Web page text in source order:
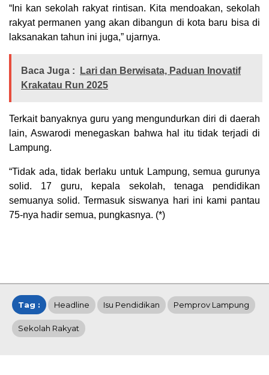
“Ini kan sekolah rakyat rintisan. Kita mendoakan, sekolah
rakyat permanen yang akan dibangun di kota baru bisa di
laksanakan tahun ini juga,” ujarnya.
Baca Juga :
Lari dan Berwisata, Paduan Inovatif
Krakatau Run 2025
Terkait banyaknya guru yang mengundurkan diri di daerah
lain, Aswarodi menegaskan bahwa hal itu tidak terjadi di
Lampung.
“Tidak ada, tidak berlaku untuk Lampung, semua gurunya
solid. 17 guru, kepala sekolah, tenaga pendidikan
semuanya solid. Termasuk siswanya hari ini kami pantau
75-nya hadir semua, pungkasnya. (*)
Tag : Headline Isu Pendidikan Pemprov Lampung
Sekolah Rakyat